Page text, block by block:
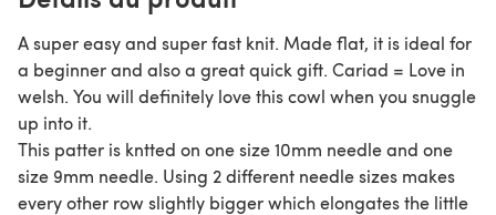
A super easy and super fast knit. Made flat, it is ideal for
a beginner and also a great quick gift. Cariad = Love in
welsh. You will definitely love this cowl when you snuggle
up into it.
This patter is kntted on one size 10mm needle and one
size 9mm needle. Using 2 different needle sizes makes
every other row slightly bigger which elongates the little